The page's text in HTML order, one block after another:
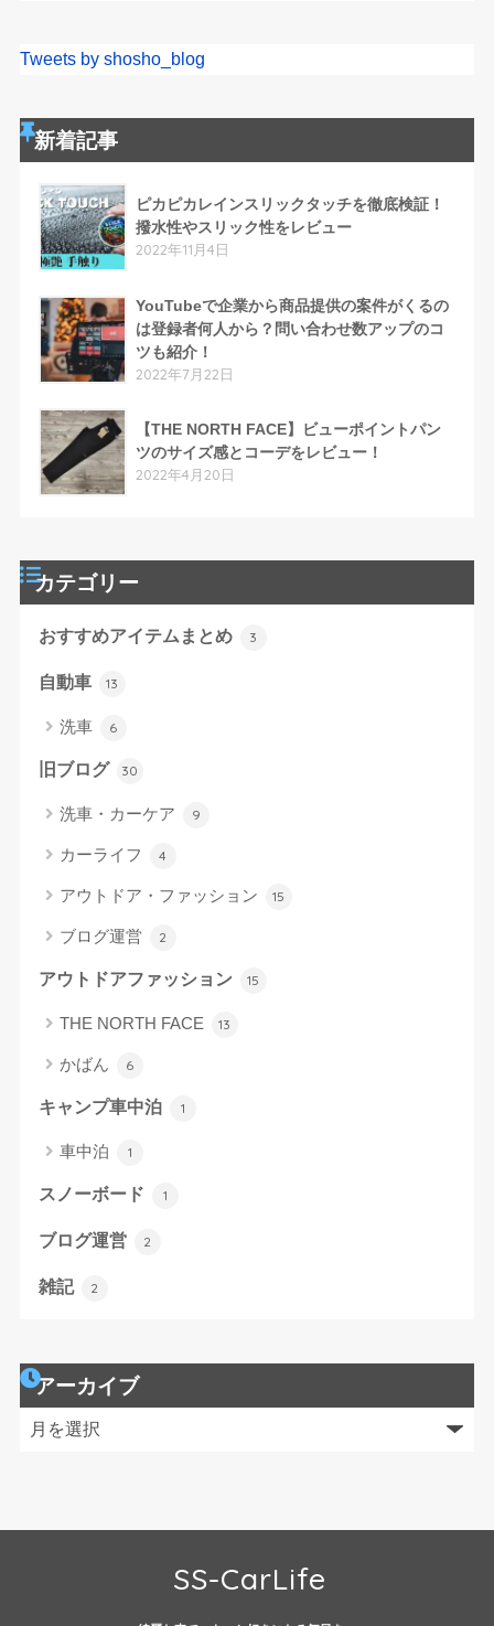
Tweets by shosho_blog
新着記事
ピカピカレインスリックタッチを徹底検証！
撥水性やスリック性をレビュー
2022年11月4日
YouTubeで企業から商品提供の案件がくるの
は登録者何人から？問い合わせ数アップのコ
ツも紹介！
2022年7月22日
【THE NORTH FACE】ビューポイントパン
ツのサイズ感とコーデをレビュー！
2022年4月20日
カテゴリー
おすすめアイテムまとめ 3
自動車 13
洗車 6
旧ブログ 30
洗車・カーケア 9
カーライフ 4
アウトドア・ファッション 15
ブログ運営 2
アウトドアファッション 15
THE NORTH FACE 13
かばん 6
キャンプ車中泊 1
車中泊 1
スノーボード 1
ブログ運営 2
雑記 2
アーカイブ
SS-CarLife